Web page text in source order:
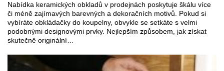
Nabídka keramických obkladů v prodejnách poskytuje škálu více
či méně zajímavých barevných a dekoračních motivů. Pokud si
vybíráte obkládačky do koupelny, obvykle se setkáte s velmi
podobnými designovými prvky. Nejlepším způsobem, jak získat
skutečně originální…